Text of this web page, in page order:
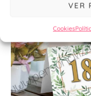
VER
Cookies